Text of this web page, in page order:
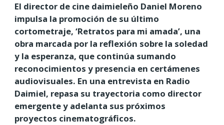
El director de cine daimieleño Daniel Moreno
impulsa la promoción de su último
cortometraje, ‘Retratos para mi amada’, una
obra marcada por la reflexión sobre la soledad
y la esperanza, que continúa sumando
reconocimientos y presencia en certámenes
audiovisuales. En una entrevista en Radio
Daimiel, repasa su trayectoria como director
emergente y adelanta sus próximos
proyectos cinematográficos.